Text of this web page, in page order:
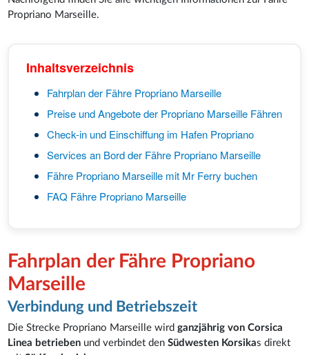
Propriano Marseille.
Inhaltsverzeichnis
Fahrplan der Fähre Propriano Marseille
Preise und Angebote der Propriano Marseille Fähren
Check-in und Einschiffung im Hafen Propriano
Services an Bord der Fähre Propriano Marseille
Fähre Propriano Marseille mit Mr Ferry buchen
FAQ Fähre Propriano Marseille
Fahrplan der Fähre Propriano
Marseille
Verbindung und Betriebszeit
Die Strecke Propriano Marseille wirdganzjährig von Corsica
Linea betrieben und verbindet denSüdwesten Korsikas direkt